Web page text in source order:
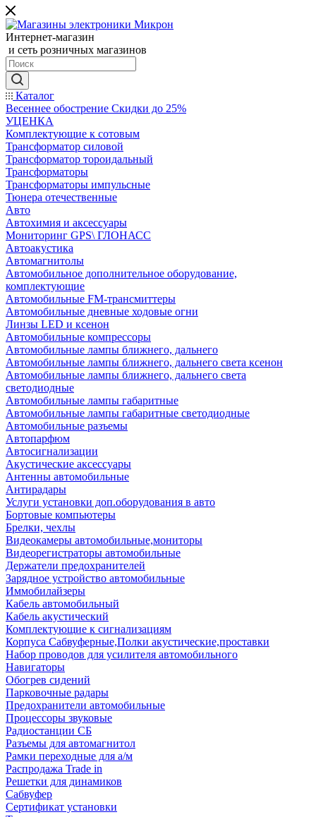
Интернет-магазин
и сеть розничных магазинов
Каталог
Весеннее обострение Скидки до 25%
УЦЕНКА
Комплектующие к сотовым
Трансформатор силовой
Трансформатор тороидальный
Трансформаторы
Трансформаторы импульсные
Тюнера отечественные
Авто
Автохимия и аксессуары
Мониторинг GPS\ ГЛОНАСС
Автоакустика
Автомагнитолы
Автомобильное дополнительное оборудование,
комплектующие
Автомобильные FM-трансмиттеры
Автомобильные дневные ходовые огни
Линзы LED и ксенон
Автомобильные компрессоры
Автомобильные лампы ближнего, дальнего
Автомобильные лампы ближнего, дальнего света ксенон
Автомобильные лампы ближнего, дальнего света
светодиодные
Автомобильные лампы габаритные
Автомобильные лампы габаритные светодиодные
Автомобильные разъемы
Автопарфюм
Автосигнализации
Акустические аксессуары
Антенны автомобильные
Антирадары
Услуги установки доп.оборудования в авто
Бортовые компьютеры
Брелки, чехлы
Видеокамеры автомобильные,мониторы
Видеорегистраторы автомобильные
Держатели предохранителей
Зарядное устройство автомобильные
Иммобилайзеры
Кабель автомобильный
Кабель акустический
Комплектующие к сигнализациям
Корпуса Сабвуферные,Полки акустические,проставки
Набор проводов для усилителя автомобильного
Навигаторы
Обогрев сидений
Парковочные радары
Предохранители автомобильные
Процессоры звуковые
Радиостанции СБ
Разъемы для автомагнитол
Рамки переходные для а/м
Распродажа Trade in
Решетки для динамиков
Сабвуфер
Сертификат установки